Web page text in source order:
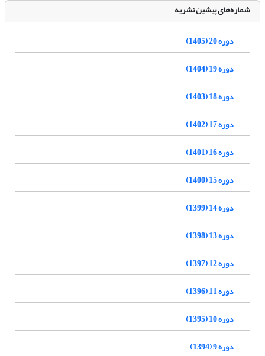
شماره‌های پیشین نشریه
دوره 20 (1405)
دوره 19 (1404)
دوره 18 (1403)
دوره 17 (1402)
دوره 16 (1401)
دوره 15 (1400)
دوره 14 (1399)
دوره 13 (1398)
دوره 12 (1397)
دوره 11 (1396)
دوره 10 (1395)
دوره 9 (1394)